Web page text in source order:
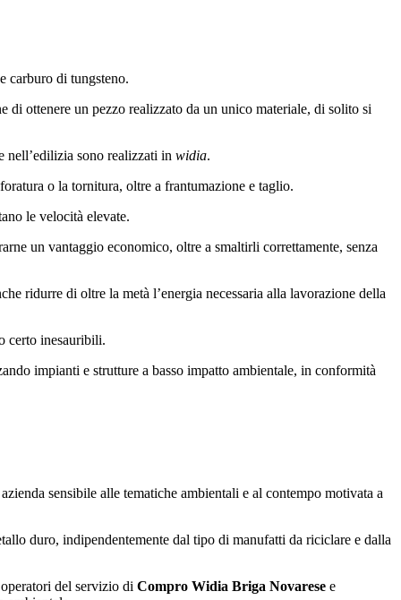
carburo di tungsteno.
di ottenere un pezzo realizzato da un unico materiale, di solito si
nell’edilizia sono realizzati in widia.
o la tornitura, oltre a frantumazione e taglio.
le velocità elevate.
un vantaggio economico, oltre a smaltirli correttamente, senza
ridurre di oltre la metà l’energia necessaria alla lavorazione della
certo inesauribili.
impianti e strutture a basso impatto ambientale, in conformità
sensibile alle tematiche ambientali e al contempo motivata a
duro, indipendentemente dal tipo di manufatti da riciclare e dalla
del servizio di Compro Widia Briga Novarese e